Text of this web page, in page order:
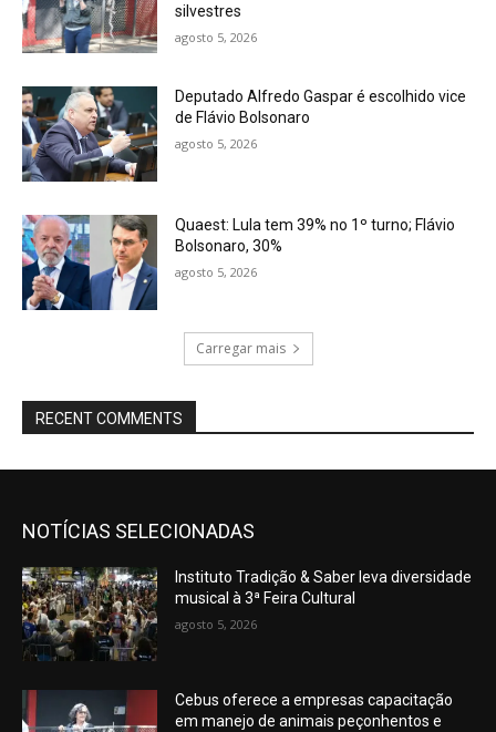
silvestres
agosto 5, 2026
Deputado Alfredo Gaspar é escolhido vice
de Flávio Bolsonaro
agosto 5, 2026
Quaest: Lula tem 39% no 1º turno; Flávio
Bolsonaro, 30%
agosto 5, 2026
Carregar mais
RECENT COMMENTS
NOTÍCIAS SELECIONADAS
Instituto Tradição & Saber leva diversidade
musical à 3ª Feira Cultural
agosto 5, 2026
Cebus oferece a empresas capacitação
em manejo de animais peçonhentos e